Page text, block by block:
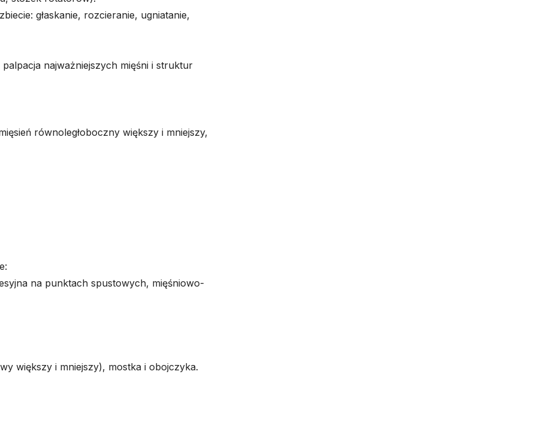
głaskanie, rozcieranie, ugniatanie,
najważniejszych mięśni i struktur
równoległoboczny większy i mniejszy,
na punktach spustowych, mięśniowo-
większy i mniejszy), mostka i obojczyka.